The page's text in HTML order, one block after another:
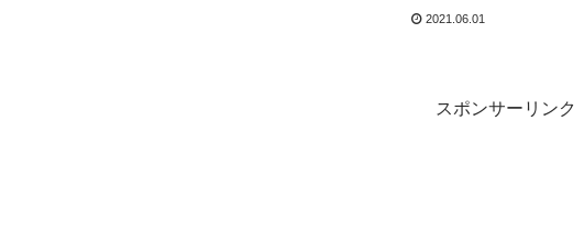
2021.06.01
スポンサーリンク